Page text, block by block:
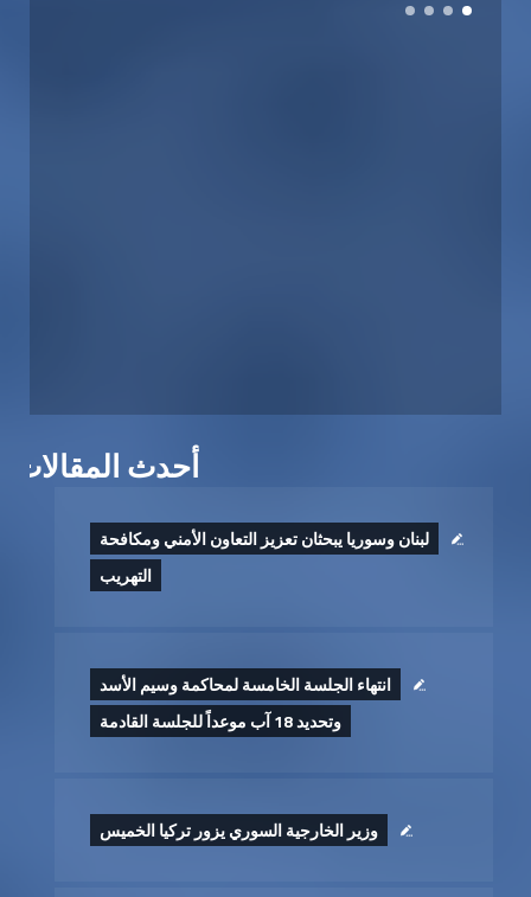
أحدث المقالات
لبنان وسوريا يبحثان تعزيز التعاون الأمني ومكافحة
التهريب
انتهاء الجلسة الخامسة لمحاكمة وسيم الأسد
وتحديد 18 آب موعداً للجلسة القادمة
وزير الخارجية السوري يزور تركيا الخميس